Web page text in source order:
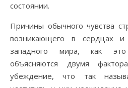
состоянии.
Причины обычного чувства
возникающего в сердцах и
западного мира, как
объясняются двумя
убеждение, что так